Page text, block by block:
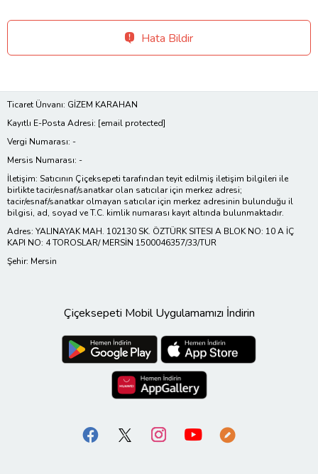
Hata Bildir
Ticaret Ünvanı: GİZEM KARAHAN
Kayıtlı E-Posta Adresi: [email protected]
Vergi Numarası: -
Mersis Numarası: -
İletişim: Satıcının Çiçeksepeti tarafından teyit edilmiş iletişim bilgileri ile
birlikte tacir/esnaf/sanatkar olan satıcılar için merkez adresi;
tacir/esnaf/sanatkar olmayan satıcılar için merkez adresinin bulunduğu il
bilgisi, ad, soyad ve T.C. kimlik numarası kayıt altında bulunmaktadır.
Adres: YALINAYAK MAH. 102130 SK. ÖZTÜRK SITESI A BLOK NO: 10 A İÇ
KAPI NO: 4 TOROSLAR/ MERSİN 1500046357/33/TUR
Şehir: Mersin
Çiçeksepeti Mobil Uygulamamızı İndirin